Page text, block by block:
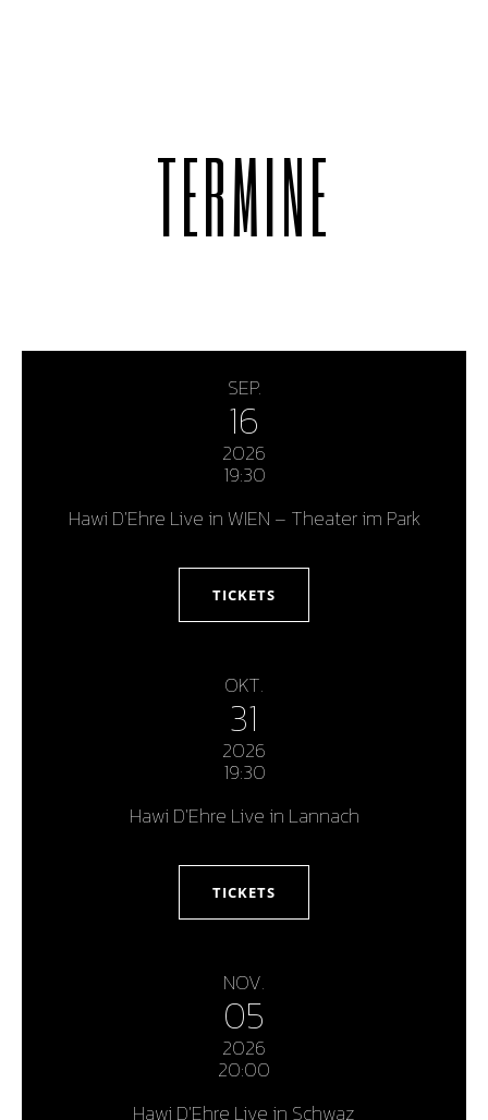
TERMINE
SEP.
16
2026
19:30
Hawi D'Ehre Live in WIEN – Theater im Park
TICKETS
OKT.
31
2026
19:30
Hawi D'Ehre Live in Lannach
TICKETS
NOV.
05
2026
20:00
Hawi D'Ehre Live in Schwaz